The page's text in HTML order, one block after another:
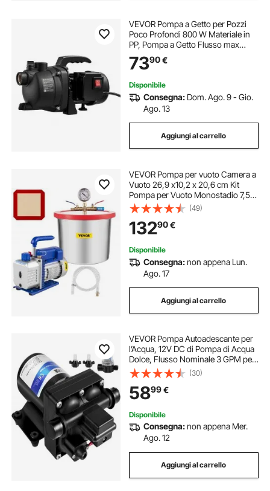
VEVOR Pompa a Getto per Pozzi
Poco Profondi 800 W Materiale in
PP, Pompa a Getto Flusso max
3300 L/h per Irrigazione da
Giardino Prato Cortile Prevalenza 8
Surriscaldamento
7390€
Disponibile
Consegna: Dom. Ago. 9 - Gio.
Ago. 13
Aggiungi al carrello
VEVOR Pompa per vuoto Camera a
Vuoto 26,9 x10,2 x 20,6 cm Kit
Pompa per Vuoto Monostadio 7,57
L Degasaggio Epossidico in
Silicone con Pompa per Vuoto
Monostadio, Spostamento d'Aria
113,26 L/min
(49)
13290€
Disponibile
Consegna:non appena Lun.
Ago. 17
Aggiungi al carrello
VEVOR Pompa Autoadescante per
l’Acqua, 12V DC di Pompa di Acqua
Dolce, Flusso Nominale 3 GPM per
Pompa a Diaframma Industriale con
Filtro, Pompa Acquario della
Protezione Termica Ideale per
Lavaggi
(30)
5899€
Disponibile
Consegna:non appena Mer.
Ago. 12
Aggiungi al carrello